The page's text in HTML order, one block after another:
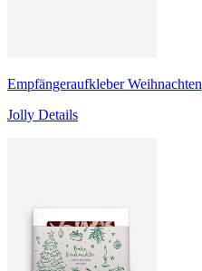
Empfängeraufkleber Weihnachten
Jolly Details